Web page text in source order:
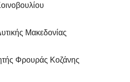
Μακεδονίας
Φρουράς Κοζάνης